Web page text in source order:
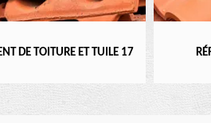
RÉFECTION DE TOITURE 17